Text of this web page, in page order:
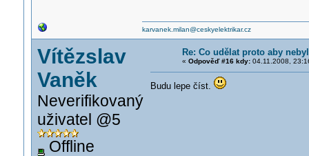
karvanek.milan@ceskyelektrikar.cz
Vítězslav
Vaněk
Neverifikovaný
uživatel @5
Offline
Re: Co udělat proto aby
« Odpověď #16 kdy:04.11.2008,
Budu lepe číst.